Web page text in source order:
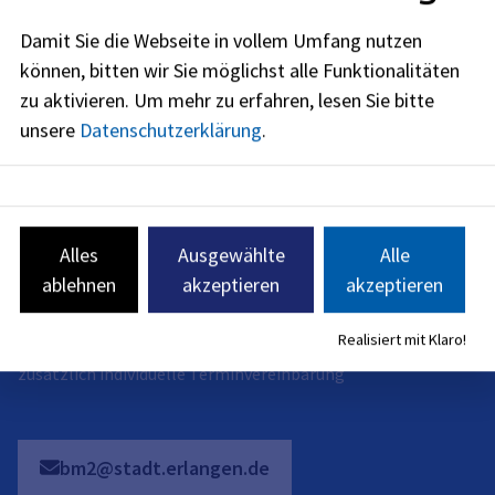
Öffnungszeiten
jetzt geschlossen
Montag :
Donnerstag
09:30-15:00Uhr
Freitag:
zusätzlich individuelle Terminvereinbarung
bm2@stadt.erlangen.de
Damit Sie die Webseite in vollem Umfang nutzen
können, bitten wir Sie möglichst alle Funktionalitäten
zu aktivieren. Um mehr zu erfahren, lesen Sie bitte
unsere Datenschutzerklärung.
Alles
ablehnen
Ausgewählte
akzeptieren
Alle
akzeptieren
Realisiert mit Klaro!